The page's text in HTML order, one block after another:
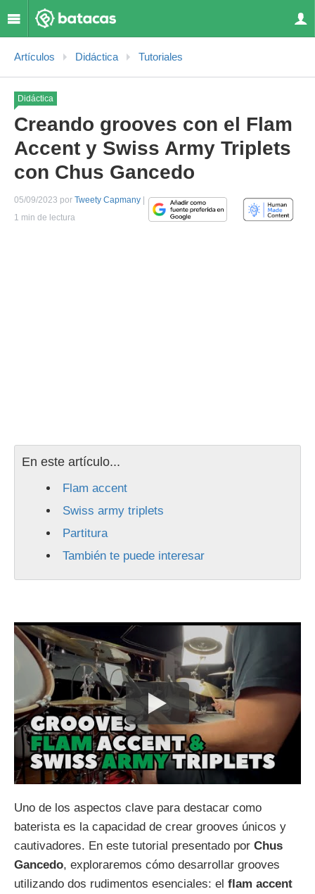
Artículos Didáctica Tutoriales
Didáctica
Creando grooves con el Flam
Accent y Swiss Army Triplets
con Chus Gancedo
05/09/2023 por Tweety Capmany
1 min de lectura
En este artículo...
Flam accent
Swiss army triplets
Partitura
También te puede interesar
Uno de los aspectos clave para destacar como
baterista es la capacidad de crear grooves únicos y
cautivadores. En este tutorial presentado por Chus
Gancedo, exploraremos cómo desarrollar grooves
utilizando dos rudimentos esenciales: el flam accent